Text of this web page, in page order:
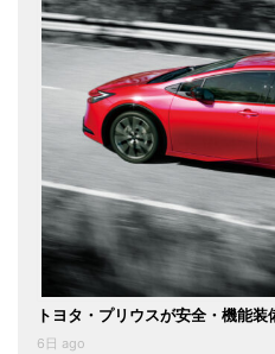
トヨタ・プリウスが安全・機能
6日 ago